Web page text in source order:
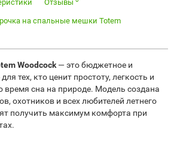
Отзывы
на спальные мешки Totem
Woodcock — это бюджетное и
тех, кто ценит простоту, легкость и
время сна на природе. Модель создана
охотников и всех любителей летнего
получить максимум комфорта при